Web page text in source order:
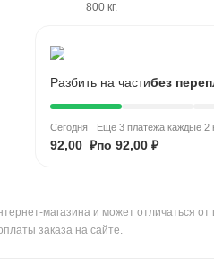
800 кг.
Разбить на частибез
Сегодня
92,00 ₽
Ещё 3 платежа каждые 2
по 92,00 ₽
магазина и может отличаться
заказа на сайте.